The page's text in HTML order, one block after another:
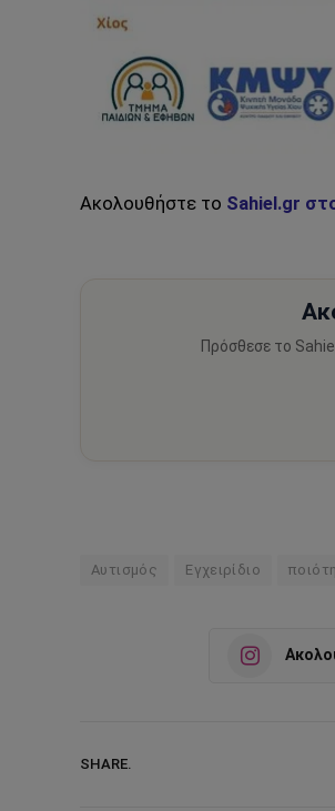
Ακολουθήστε το Sahiel.gr
Πρόσθεσε το
Aυτισμός Eγχειρίδιο
SHARE.